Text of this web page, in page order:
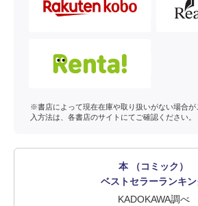
※書店によって現在在庫や取り扱いがない場合が
入方法は、各書店のサイトにてご確認ください。
本 （コミック）
ベストセラーランキ
KADOKAWA調べ